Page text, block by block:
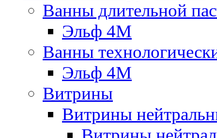
Ванны длительной
Эльф 4М
Ванны
Эльф 4М
Витрины
Витрины